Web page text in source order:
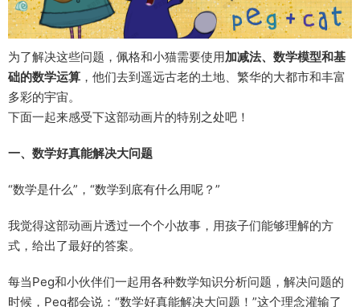
为了解决这些问题，佩格和小猫需要使用加减法、数学模型和基
础的数学运算 ，他们去到遥远古老的土地、繁华的大都市和丰富
多彩的宇宙。
下面一起来感受下这部动画片的特别之处吧！
一、数学好真能解决大问题
“数学是什么”，“数学到底有什么用呢？”
我觉得这部动画片透过一个个小故事，用孩子们能够理解的方
式，给出了最好的答案。
每当Peg和小伙伴们一起用各种数学知识分析问题，解决问题的
时候，Peg都会说：“数学好真能解决大问题！”这个理念灌输了